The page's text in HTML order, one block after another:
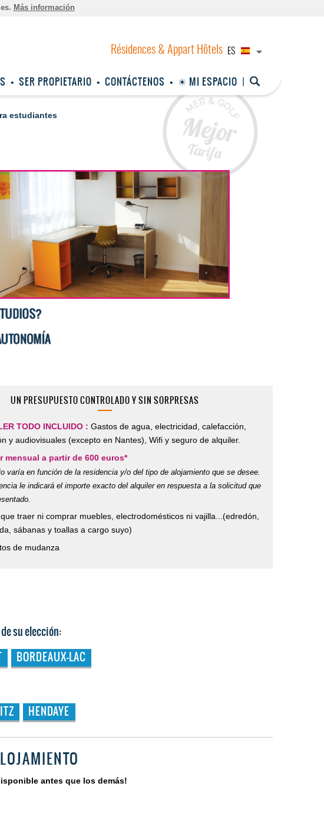
Más información
ES
SER PROPIETARIO CONTÁCTENOS ☀ MI ESPACIO
estudiantes
UN PRESUPUESTO CONTROLADO Y SIN SORPRESAS
TODO INCLUIDO :Gastos de agua, electricidad, calefacción,
y audiovisuales (excepto en Nantes), Wifi y seguro de alquiler.
mensual a partir de 600 euros*
varía en función de la residencia y/o del tipo de alojamiento que se desee.
le indicará el importe exacto del alquiler en respuesta a la solicitud que
traer ni comprar muebles, electrodomésticos ni vajilla...(edredón,
sábanas y toallas a cargo suyo)
de mudanza
su elección:
BORDEAUX-LAC
HENDAYE
antes que los demás!